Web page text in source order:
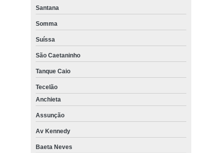
Santana
Somma
Suíssa
São Caetaninho
Tanque Caio
Tecelão
Anchieta
Assunção
Av Kennedy
Baeta Neves